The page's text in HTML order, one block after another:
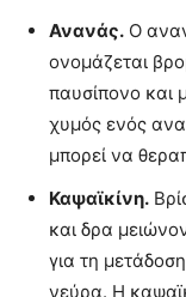
Ανανάς. Ο
ονομάζεται
παυσίπονο και
χυμός ενός
μπορεί να
Καψαϊκίνη.
και δρα
για τη
νεύρα. Η